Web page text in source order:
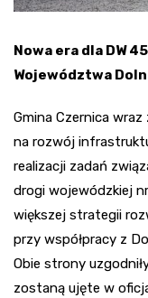
Nowa era dla DW
Województwa
Gmina Czernica
na rozwój
realizacji zadań
drogi wojewódzkiej
większej strategii
przy współpracy z
Obie strony
zostaną ujęte w